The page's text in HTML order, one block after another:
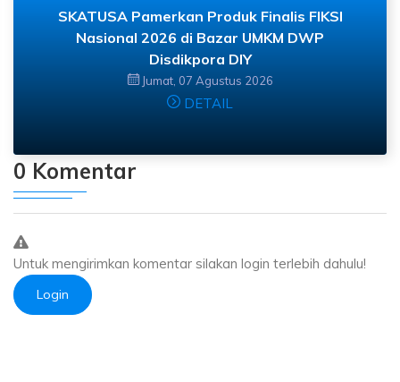
SKATUSA Pamerkan Produk Finalis FIKSI
Nasional 2026 di Bazar UMKM DWP
Disdikpora DIY
Jumat, 07 Agustus 2026
DETAIL
0 Komentar
Untuk mengirimkan komentar silakan login terlebih dahulu!
Login